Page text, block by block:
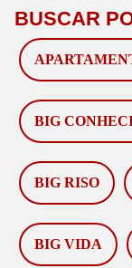
BUSCAR
BIG
BIG RISO
BIG VIDA